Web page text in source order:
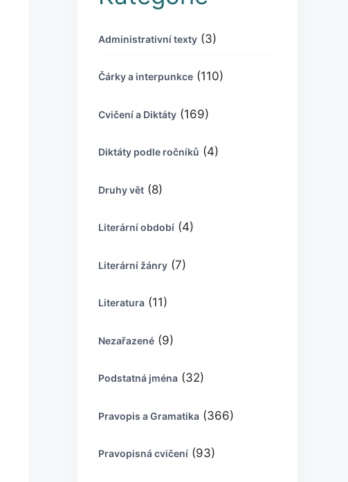
Administrativní texty (3)
Čárky a interpunkce (110)
Cvičení a Diktáty (169)
Diktáty podle ročníků (4)
Druhy vět (8)
Literární období (4)
Literární žánry (7)
Literatura (11)
Nezařazené (9)
Podstatná jména (32)
Pravopis a Gramatika (366)
Pravopisná cvičení (93)